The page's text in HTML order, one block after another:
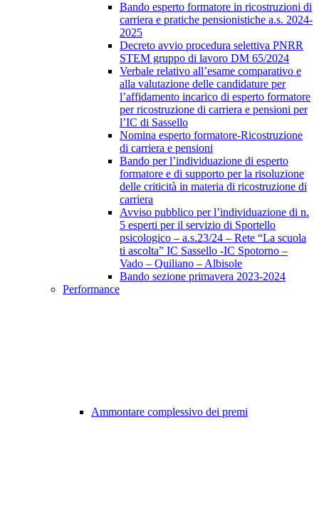
Bando esperto formatore in ricostruzioni di
carriera e pratiche pensionistiche a.s. 2024-
2025
Decreto avvio procedura selettiva PNRR
STEM gruppo di lavoro DM 65/2024
Verbale relativo all’esame comparativo e
alla valutazione delle candidature per
l’affidamento incarico di esperto formatore
per ricostruzione di carriera e pensioni per
l’IC di Sassello
Nomina esperto formatore-Ricostruzione
di carriera e pensioni
Bando per l’individuazione di esperto
formatore e di supporto per la risoluzione
delle criticità in materia di ricostruzione di
carriera
Avviso pubblico per l’individuazione di n.
5 esperti per il servizio di Sportello
psicologico – a.s.23/24 – Rete “La scuola
ti ascolta” IC Sassello -IC Spotorno –
Vado – Quiliano – Albisole
Bando sezione primavera 2023-2024
Performance
Ammontare complessivo dei premi